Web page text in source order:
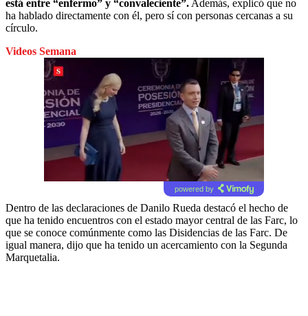
está entre “enfermo” y “convaleciente”. Además, explicó que no
ha hablado directamente con él, pero sí con personas cercanas a su
círculo.
Videos Semana
powered by
Dentro de las declaraciones de Danilo Rueda destacó el hecho de
que ha tenido encuentros con el estado mayor central de las Farc, lo
que se conoce comúnmente como las Disidencias de las Farc. De
igual manera, dijo que ha tenido un acercamiento con la Segunda
Marquetalia.